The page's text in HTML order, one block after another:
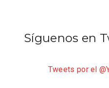
Síguenos en
Tweets por el